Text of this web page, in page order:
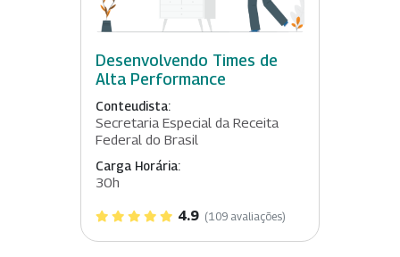
Desenvolvendo Times de
Alta Performance
Conteudista:
Secretaria Especial da Receita
Federal do Brasil
Carga Horária:
30h
4.9 (109 avaliações)